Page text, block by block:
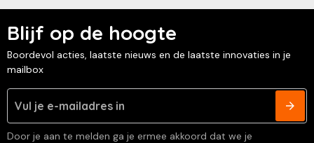
Blijf op de hoogte
Boordevol acties, laatste nieuws en de laatste innovaties in je
mailbox
Door je aan te melden ga je ermee akkoord dat we je